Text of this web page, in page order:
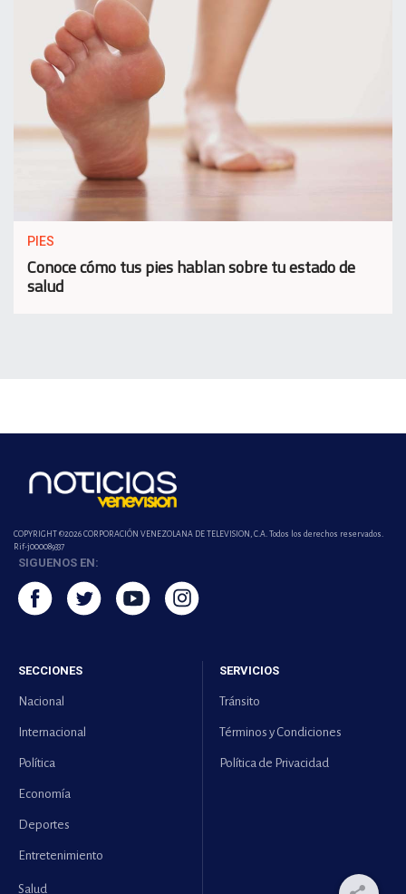
PIES
Conoce cómo tus pies hablan sobre tu estado de
salud
COPYRIGHT ©2026 CORPORACIÓN VENEZOLANA DE TELEVISION, C.A. Todos los derechos reservados.
Rif-j000089337
SIGUENOS EN:
SECCIONES
Nacional
Internacional
Política
Economía
Deportes
Entretenimiento
Salud
SERVICIOS
Tránsito
Términos y Condiciones
Política de Privacidad